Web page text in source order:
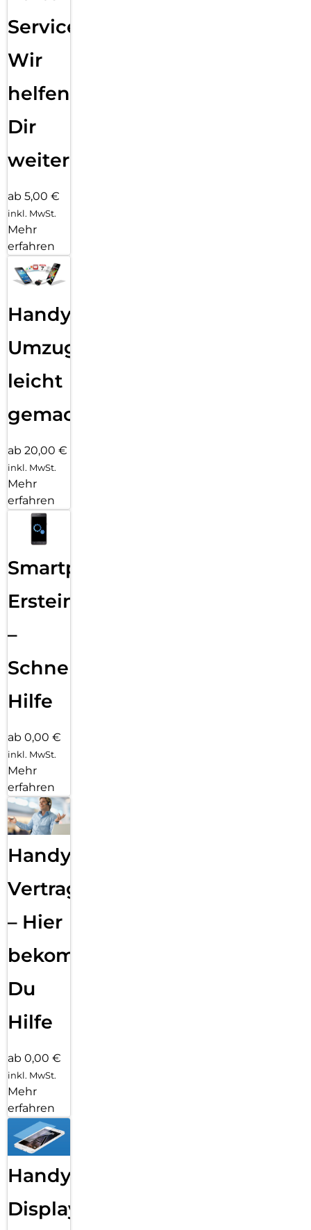
Service:
Wir
helfen
Dir
weiter
ab 5,00 €
inkl. MwSt.
Mehr
erfahren
Handy
Umzug
leicht
gemacht!
ab 20,00 €
inkl. MwSt.
Mehr
erfahren
Smartphone
Ersteinrichtung
–
Schnelle
Hilfe
ab 0,00 €
inkl. MwSt.
Mehr
erfahren
Handy
Vertragsabwicklung
– Hier
bekommst
Du
Hilfe
ab 0,00 €
inkl. MwSt.
Mehr
erfahren
Handy
Displayfolie